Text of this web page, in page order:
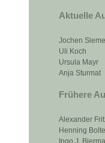
Aktuelle
Jochen
Uli Koch
Ursula Mayr
Anja Sturmat
Frühere
Alexander
Henning Bolte
Ingo J.